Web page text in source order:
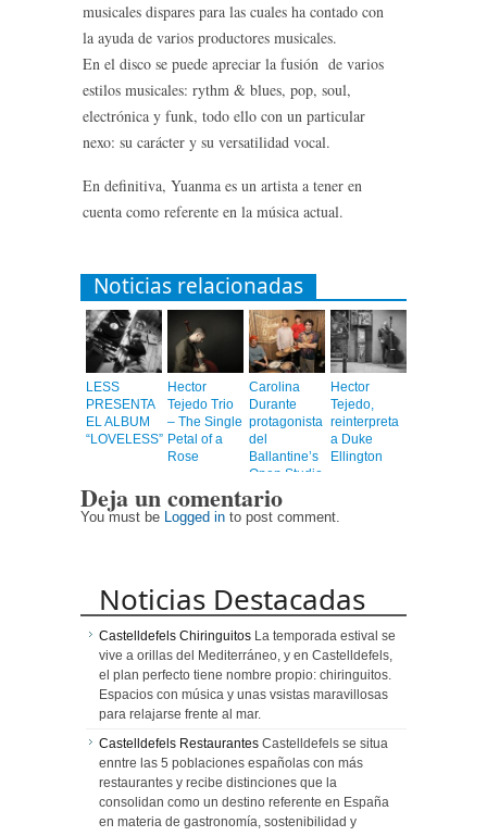
musicales dispares para las cuales ha contado con
la ayuda de varios productores musicales.
En el disco se puede apreciar la fusión de varios
estilos musicales: rythm & blues, pop, soul,
electrónica y funk, todo ello con un particular
nexo: su carácter y su versatilidad vocal.
En definitiva, Yuanma es un artista a tener en
cuenta como referente en la música actual.
Noticias relacionadas
LESS
PRESENTA
EL ALBUM
“LOVELESS”
Hector
Tejedo Trio
– The Single
Petal of a
Rose
Carolina
Durante
protagonista
del
Ballantine’s
Open Studio
con su
ensayo
abierto al
Hector
Tejedo,
reinterpreta
a Duke
Ellington
Deja un comentario
You must be Logged in to post comment.
Noticias Destacadas
Castelldefels Chiringuitos La temporada estival se
vive a orillas del Mediterráneo, y en Castelldefels,
el plan perfecto tiene nombre propio: chiringuitos.
Espacios con música y unas vsistas maravillosas
para relajarse frente al mar.
Castelldefels Restaurantes Castelldefels se situa
enntre las 5 poblaciones españolas con más
restaurantes y recibe distinciones que la
consolidan como un destino referente en España
en materia de gastronomía, sostenibilidad y